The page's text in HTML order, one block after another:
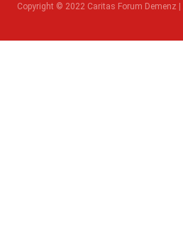
Copyright © 2022 Caritas Forum Demenz |